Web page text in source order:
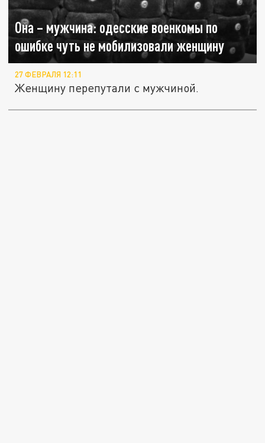
Она – мужчина: одесские военкомы по
ошибке чуть не мобилизовали женщину
27 ФЕВРАЛЯ 12:11
Женщину перепутали с мужчиной.